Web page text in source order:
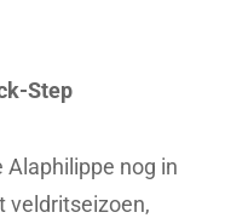
Step
Alaphilippe nog in
veldritseizoen,